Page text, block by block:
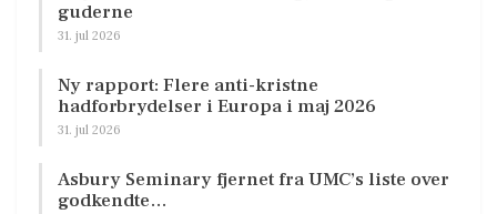
guderne
31. jul 2026
Ny rapport: Flere anti-kristne
hadforbrydelser i Europa i maj 2026
31. jul 2026
Asbury Seminary fjernet fra UMC’s liste over
godkendte…